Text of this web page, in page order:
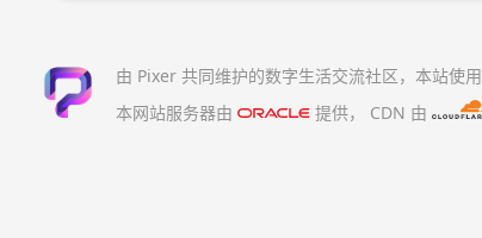
由 Pixer 共同维护的数字生活交流社区，本站使用
本网站服务器由
提供， CDN 由